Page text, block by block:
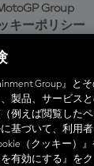
Group
キーポリシー
バシーポリシー
購入ポリシー
ィシャルアプリ
Group』と
製品、サービス
例えば閲覧した
基づいて、利用
（クッキー）
有効にする』をク